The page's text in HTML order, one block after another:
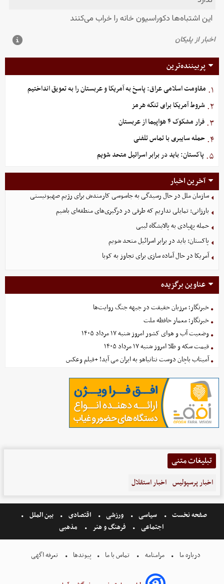
پربیننده‌ترین
۱. مقاومت اسلامی عراق: پاسخ به آمریکا و عربستان را به تعویق انداختیم
۲. شروط آمریکا برای تنگه هرمز
۳. فرار مشکوک ۴ هواپیما از عربستان
۴. حمله سایبری با تماس تلفنی
۵. پاکستان: باید در برابر اسرائیل متحد شویم
آخرین اخبار
سازمان ملل در حال رسیدگی به جاسوسی کارمندش برای رژیم صهیونیستی
بارزانی: تمایلی نداریم که طرفی در درگیری‌های منطقه‌ای باشیم
حمله پهپادی به پالایشگاه لیبی
پاکستان: باید در برابر اسرائیل متحد شویم
آمریکا در حال آماده سازی برای تجاوز به کوبا
عناوین برگزیده
خبرنگار؛ مرزبان حقیقت در جبهه جنگ روایت‌ها
خبرنگار؛ معمار حافظه ملت
وضعیت آب و هوای کشور امروز شنبه ۱۷ مرداد ۱۴۰۵
قیمت سکه و طلا امروز شنبه ۱۷ مرداد ۱۴۰۵
آمیتاب باچان دوست نتانیاهو به ایران می آید! +فیلم وعکس
تبلیغات متنی
اخبار پرسپولیس اخبار استقلال
صفحه نخست سیاسی ورزشی اقتصادی
بین الملل
اجتماعی
فرهنگ و هنر مذهبی
درباره ما مرامنامه تماس با ما پیوندها تعرفه اگهی